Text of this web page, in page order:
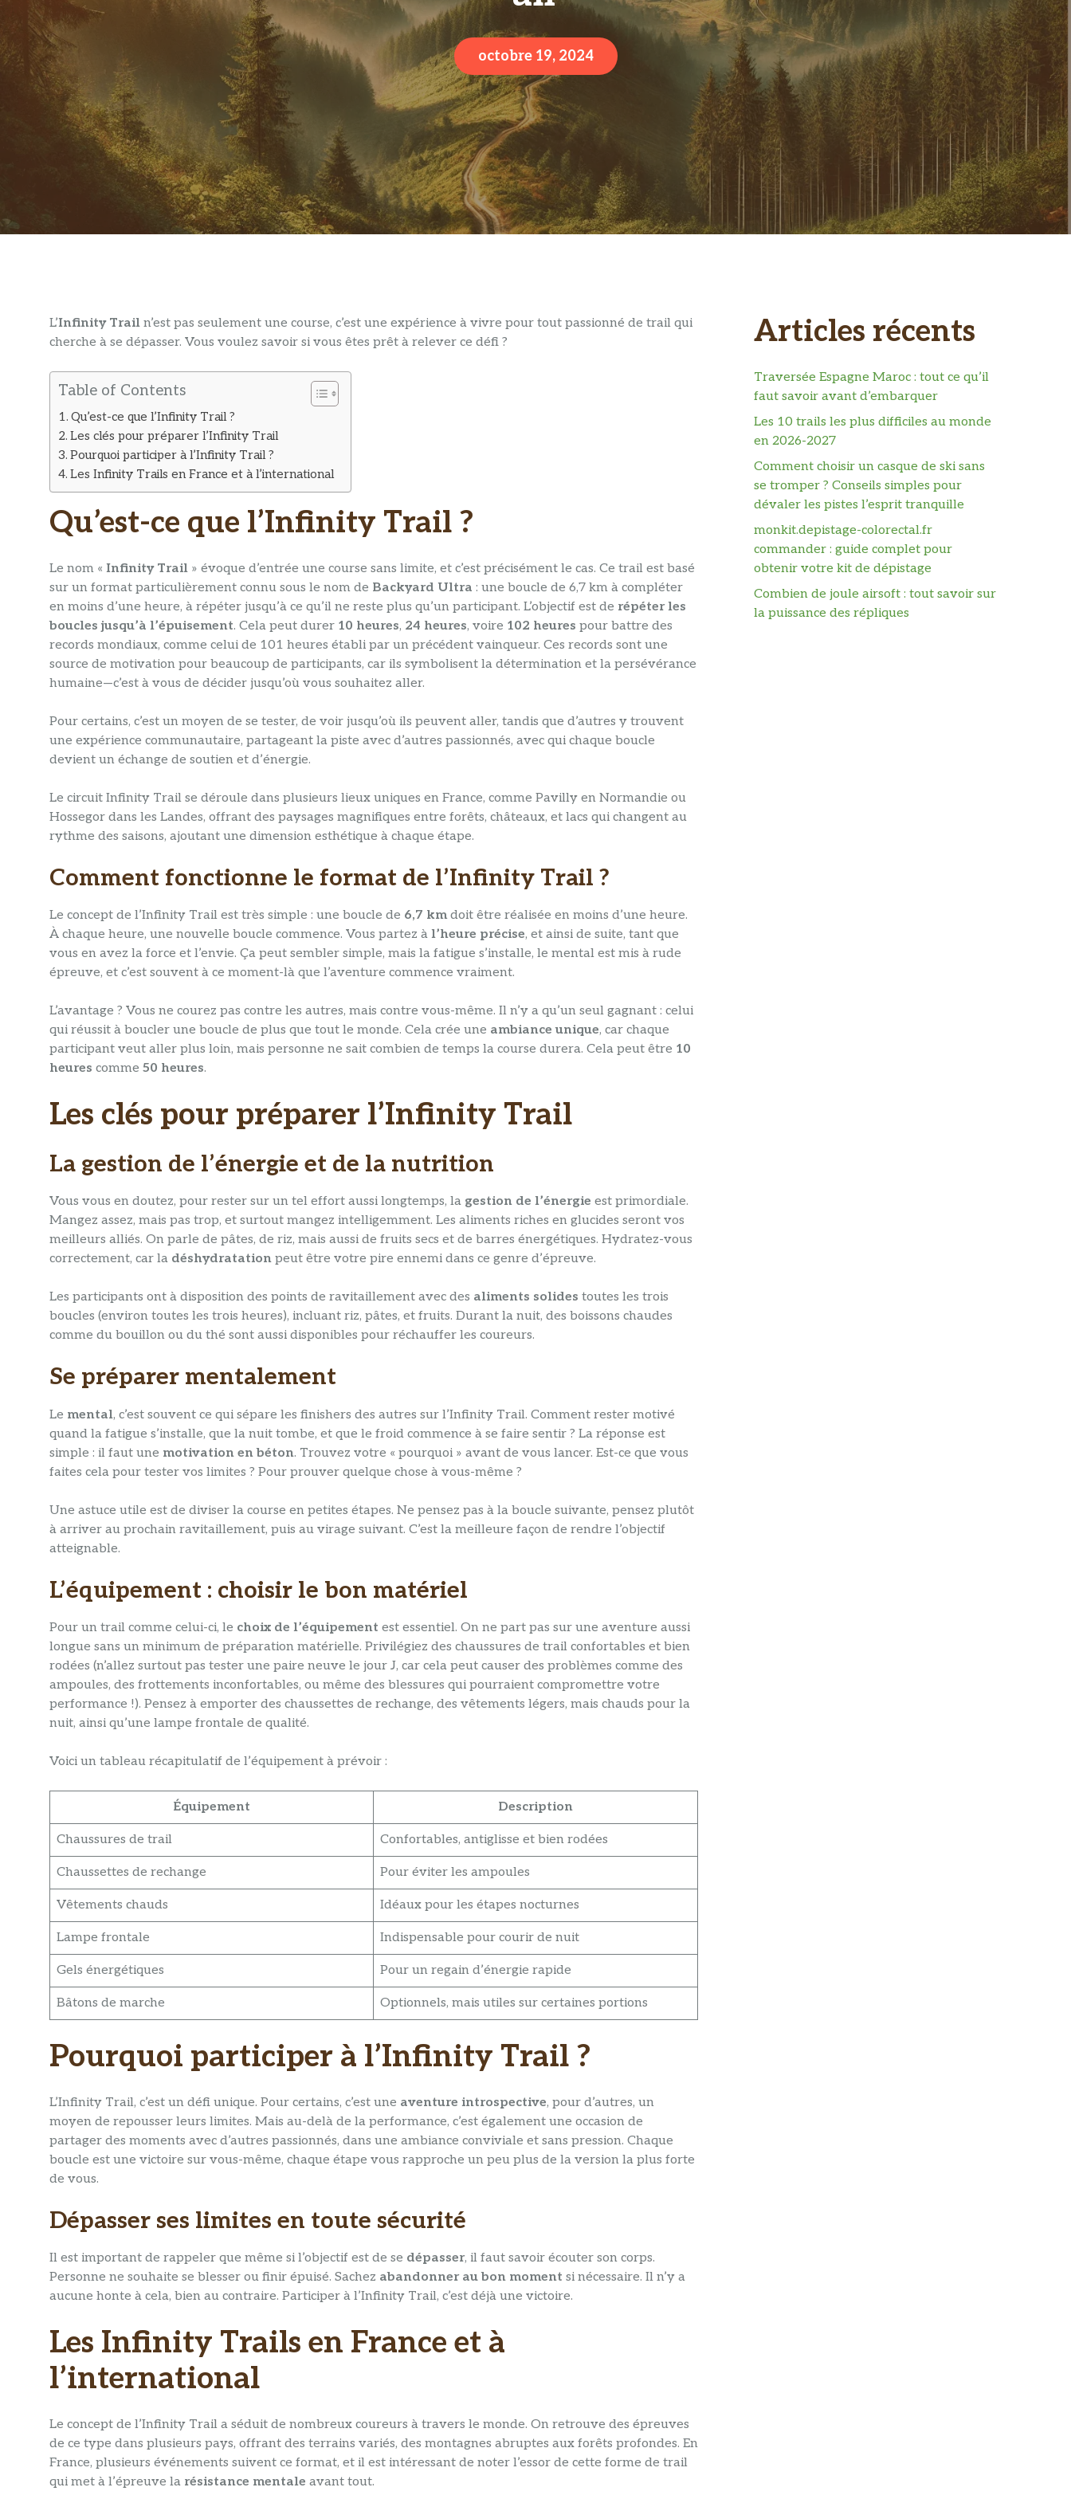
octobre 19, 2024
L’Infinity Trail n’est pas seulement une course, c’est une expérience à vivre pour tout passionné de trail qui
cherche à se dépasser. Vous voulez savoir si vous êtes prêt à relever ce défi ?
Table of Contents
Qu’est-ce que l’Infinity Trail ?
Les clés pour préparer l’Infinity Trail
Pourquoi participer à l’Infinity Trail ?
Les Infinity Trails en France et à l’international
Qu’est-ce que l’Infinity Trail ?
Le nom « Infinity Trail » évoque d’entrée une course sans limite, et c’est précisément le cas. Ce trail est basé
sur un format particulièrement connu sous le nom de Backyard Ultra : une boucle de 6,7 km à compléter
en moins d’une heure, à répéter jusqu’à ce qu’il ne reste plus qu’un participant. L’objectif est de répéter les
boucles jusqu’à l’épuisement. Cela peut durer 10 heures, 24 heures, voire 102 heures pour battre des
records mondiaux, comme celui de 101 heures établi par un précédent vainqueur. Ces records sont une
source de motivation pour beaucoup de participants, car ils symbolisent la détermination et la persévérance
humaine—c’est à vous de décider jusqu’où vous souhaitez aller.
Pour certains, c’est un moyen de se tester, de voir jusqu’où ils peuvent aller, tandis que d’autres y trouvent
une expérience communautaire, partageant la piste avec d’autres passionnés, avec qui chaque boucle
devient un échange de soutien et d’énergie.
Le circuit Infinity Trail se déroule dans plusieurs lieux uniques en France, comme Pavilly en Normandie ou
Hossegor dans les Landes, offrant des paysages magnifiques entre forêts, châteaux, et lacs qui changent au
rythme des saisons, ajoutant une dimension esthétique à chaque étape.
Comment fonctionne le format de l’Infinity Trail ?
Le concept de l’Infinity Trail est très simple : une boucle de 6,7 kmdoit être réalisée en moins d’une heure.
À chaque heure, une nouvelle boucle commence. Vous partez à l’heure précise, et ainsi de suite, tant que
vous en avez la force et l’envie. Ça peut sembler simple, mais la fatigue s’installe, le mental est mis à rude
épreuve, et c’est souvent à ce moment-là que l’aventure commence vraiment.
L’avantage ? Vous ne courez pas contre les autres, mais contre vous-même. Il n’y a qu’un seul gagnant : celui
qui réussit à boucler une boucle de plus que tout le monde. Cela crée une ambiance unique, car chaque
participant veut aller plus loin, mais personne ne sait combien de temps la course durera. Cela peut être 10
heures comme 50 heures.
Les clés pour préparer l’Infinity Trail
La gestion de l’énergie et de la nutrition
Vous vous en doutez, pour rester sur un tel effort aussi longtemps, la gestion de l’énergie est primordiale.
Mangez assez, mais pas trop, et surtout mangez intelligemment. Les aliments riches en glucides seront vos
meilleurs alliés. On parle de pâtes, de riz, mais aussi de fruits secs et de barres énergétiques. Hydratez-vous
correctement, car la déshydratation peut être votre pire ennemi dans ce genre d’épreuve.
Les participants ont à disposition des points de ravitaillement avec des aliments solides toutes les trois
boucles (environ toutes les trois heures), incluant riz, pâtes, et fruits. Durant la nuit, des boissons chaudes
comme du bouillon ou du thé sont aussi disponibles pour réchauffer les coureurs.
Se préparer mentalement
Le mental, c’est souvent ce qui sépare les finishers des autres sur l’Infinity Trail. Comment rester motivé
quand la fatigue s’installe, que la nuit tombe, et que le froid commence à se faire sentir ? La réponse est
simple : il faut une motivation en béton. Trouvez votre « pourquoi » avant de vous lancer. Est-ce que vous
faites cela pour tester vos limites ? Pour prouver quelque chose à vous-même ?
Une astuce utile est de diviser la course en petites étapes. Ne pensez pas à la boucle suivante, pensez plutôt
à arriver au prochain ravitaillement, puis au virage suivant. C’est la meilleure façon de rendre l’objectif
atteignable.
L’équipement : choisir le bon matériel
Pour un trail comme celui-ci, le choix de l’équipement est essentiel. On ne part pas sur une aventure aussi
longue sans un minimum de préparation matérielle. Privilégiez des chaussures de trail confortables et bien
rodées (n’allez surtout pas tester une paire neuve le jour J, car cela peut causer des problèmes comme des
ampoules, des frottements inconfortables, ou même des blessures qui pourraient compromettre votre
performance !). Pensez à emporter des chaussettes de rechange, des vêtements légers, mais chauds pour la
nuit, ainsi qu’une lampe frontale de qualité.
Voici un tableau récapitulatif de l’équipement à prévoir :
Équipement Description
Chaussures de trail Confortables, antiglisse et bien rodées
Chaussettes de rechange Pour éviter les ampoules
Vêtements chauds Idéaux pour les étapes nocturnes
Lampe frontale Indispensable pour courir de nuit
Gels énergétiques Pour un regain d’énergie rapide
Bâtons de marche Optionnels, mais utiles sur certaines portions
Pourquoi participer à l’Infinity Trail ?
L’Infinity Trail, c’est un défi unique. Pour certains, c’est une aventure introspective, pour d’autres, un
moyen de repousser leurs limites. Mais au-delà de la performance, c’est également une occasion de
partager des moments avec d’autres passionnés, dans une ambiance conviviale et sans pression. Chaque
boucle est une victoire sur vous-même, chaque étape vous rapproche un peu plus de la version la plus forte
de vous.
Dépasser ses limites en toute sécurité
Il est important de rappeler que même si l’objectif est de se dépasser, il faut savoir écouter son corps.
Personne ne souhaite se blesser ou finir épuisé. Sachez abandonner au bon moment si nécessaire. Il n’y a
aucune honte à cela, bien au contraire. Participer à l’Infinity Trail, c’est déjà une victoire.
Les Infinity Trails en France et à
l’international
Le concept de l’Infinity Trail a séduit de nombreux coureurs à travers le monde. On retrouve des épreuves
de ce type dans plusieurs pays, offrant des terrains variés, des montagnes abruptes aux forêts profondes. En
France, plusieurs événements suivent ce format, et il est intéressant de noter l’essor de cette forme de trail
qui met à l’épreuve la résistance mentale avant tout.
Articles récents
Traversée Espagne Maroc : tout ce qu’il
faut savoir avant d’embarquer
Les 10 trails les plus difficiles au monde
en 2026-2027
Comment choisir un casque de ski sans
se tromper ? Conseils simples pour
dévaler les pistes l’esprit tranquille
monkit.depistage-colorectal.fr
commander : guide complet pour
obtenir votre kit de dépistage
Combien de joule airsoft : tout savoir sur
la puissance des répliques